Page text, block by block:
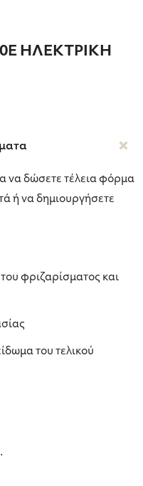
ΗΛΕΚΤΡΙΚΗ
να δώσετε τέλεια φόρμα
ή να δημιουργήσετε
φριζαρίσματος και
του τελικού